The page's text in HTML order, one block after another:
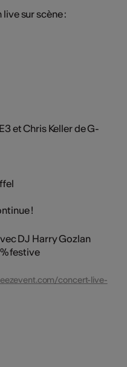
sur scène :
et Chris Keller de G-
!
DJ Harry Gozlan
festive
concert-live-